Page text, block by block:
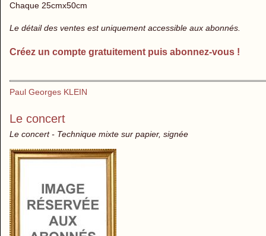
Chaque 25cmx50cm
Le détail des ventes est uniquement accessible aux abonnés.
Créez un compte gratuitement puis abonnez-vous !
Paul Georges KLEIN
Le concert
Le concert - Technique mixte sur papier, signée